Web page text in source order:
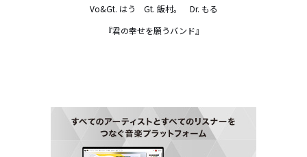
Vo&Gt. はう　Gt. 飯村。　Dr. もる
『君の幸せを願うバンド』